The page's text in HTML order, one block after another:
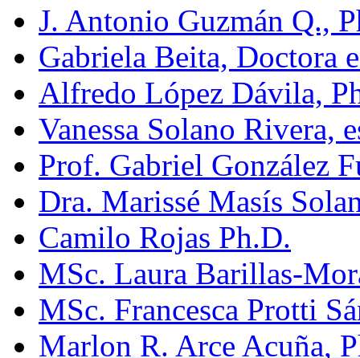
J. Antonio Guzmán Q.,
Gabriela Beita, Doctora
Alfredo López Dávila,
Vanessa Solano Rivera,
Prof. Gabriel González
Dra. Marissé Masís
Camilo Rojas Ph.D.
MSc. Laura Barillas-
MSc. Francesca Protti
Marlon R. Arce Acuña,